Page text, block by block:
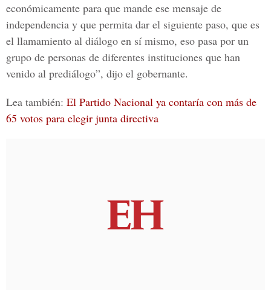
económicamente para que mande ese mensaje de
independencia y que permita dar el siguiente paso, que es
el llamamiento al diálogo en sí mismo, eso pasa por un
grupo de personas de diferentes instituciones que han
venido al prediálogo”, dijo el gobernante.
Lea también: El Partido Nacional ya contaría con más de
65 votos para elegir junta directiva